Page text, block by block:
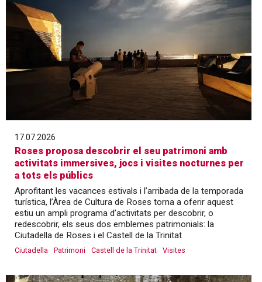
17.07.2026
Roses proposa descobrir el seu patrimoni amb
activitats immersives, jocs i visites nocturnes per
a tots els públics
Aprofitant les vacances estivals i l’arribada de la temporada
turística, l’Àrea de Cultura de Roses torna a oferir aquest
estiu un ampli programa d’activitats per descobrir, o
redescobrir, els seus dos emblemes patrimonials: la
Ciutadella de Roses i el Castell de la Trinitat
Ciutadella Patrimoni Castell de la Trinitat Visites